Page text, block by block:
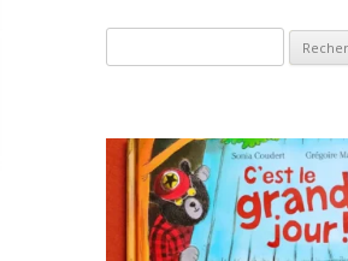
ET VISUELLES
DANS LA LECTURE
NOMBRES ET QUANTITÉS
STRUCTURATION DU TEMPS